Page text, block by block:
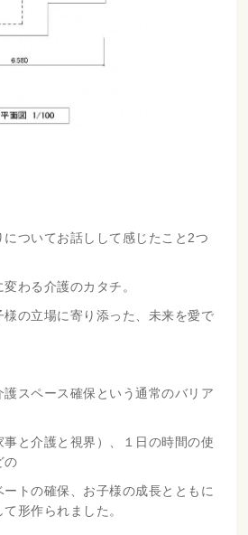
ついてお話しして感じたこと2つ
わる介護のカタチ。
の立場に寄り添った、未来を愛で
スペース確保という通常のバリア
と介護と視界）、１日の時間の使
の
トの確保、お子様の成長とともに
形作られました。